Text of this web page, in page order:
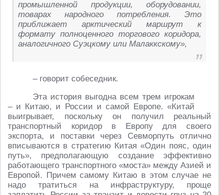
промышленной продукции, оборудовании,
товарах народного потребления. Это
приближает арктический маршрут к
формату полноценного торгового коридора,
аналогичного Суэцкому или Малаккскому»,
– говорит собеседник.
Эта история выгодна всем трем игрокам
– и Китаю, и России и самой Европе. «Китай
выигрывает, поскольку он получил реальный
транспортный коридор в Европу для своего
экспорта, и поставки через Севморпуть отлично
вписываются в стратегию Китая «Один пояс, один
путь», предполагающую создание эффективно
работающего транспортного «моста» между Азией и
Европой. Причем самому Китаю в этом случае не
надо тратиться на инфраструктуру, проще